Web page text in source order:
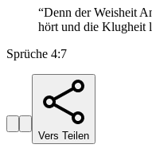
“Denn der Weisheit
hört und die Klugheit
Sprüche 4:7
Vers Teilen